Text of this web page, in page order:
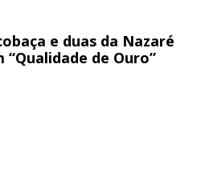
Ofertas para assinatura
e duas da Nazaré
de Ouro”